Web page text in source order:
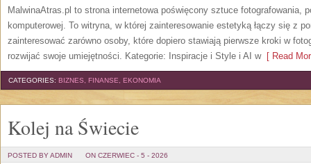
MalwinaAtras.pl to strona internetowa poświęcony sztuce fotografowania,
komputerowej. To witryna, w której zainteresowanie estetyką łączy się z
zainteresować zarówno osoby, które dopiero stawiają pierwsze kroki w
rozwijać swoje umiejętności. Kategorie: Inspiracje i Style i AI w[ Read
CATEGORIES: BIZNES, FINANSE, EKONOMIA
Kolej na Świecie
POSTED BY ADMIN ON CZERWIEC - 5 - 2026